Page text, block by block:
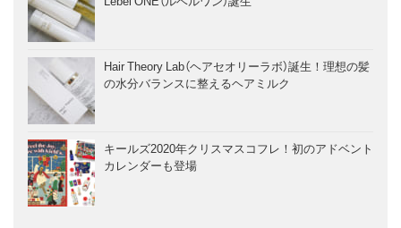
Hair Theory Lab（ヘアセオリーラボ）誕生！理想の髪
の水分バランスに整えるヘアミルク
キールズ2020年クリスマスコフレ！初のアドベント
カレンダーも登場